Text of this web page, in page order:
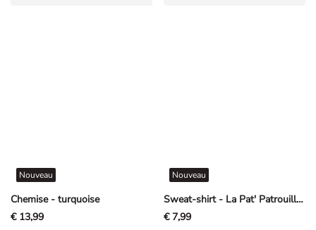
Chemise - turquoise
Nouveau
€ 13,99
Sweat-shirt - La Pat' Patrouille - beige
Nouveau
€ 7,99